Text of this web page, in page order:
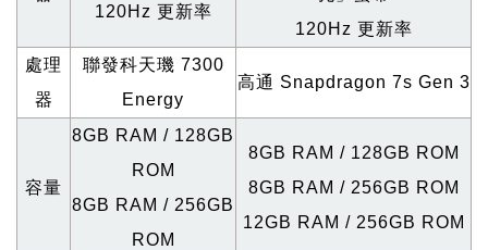
120Hz 更新率
120Hz 更新率
處理
器
聯發科天璣 7300
Energy
高通 Snapdragon 7s Gen 3
容量
8GB RAM / 128GB
ROM
8GB RAM / 256GB
ROM
8GB RAM / 128GB ROM
8GB RAM / 256GB ROM
12GB RAM / 256GB ROM